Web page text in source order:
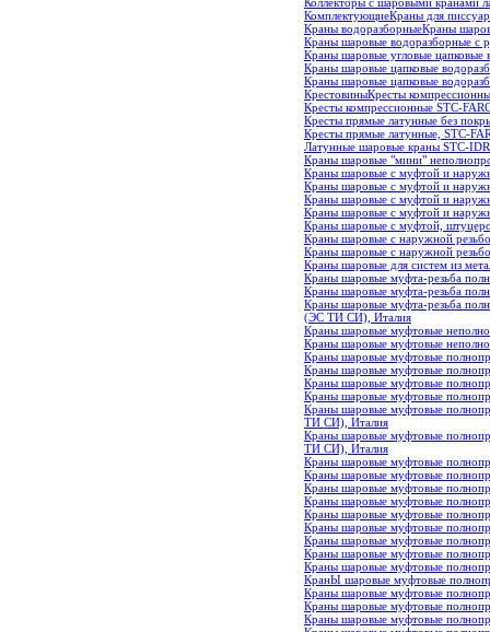
КомплектующиеКраны для
Краны водоразборныеКраны
Краны шаровые водоразборные с
Краны шаровые угловые
Краны шаровые цапковые
Краны шаровые цапковые
КрестовиныКресты
Кресты компрессионные STC-
Кресты прямые латунные без
Кресты прямые латунные, STC-
Латунные шаровые краны STC-
Краны шаровые "мини"
Краны шаровые c муфтой и
Краны шаровые c муфтой и
Краны шаровые c муфтой и
Краны шаровые c муфтой и
Краны шаровые c муфтой,
Краны шаровые c наружной
Краны шаровые c наружной
Краны шаровые для систем из
Краны шаровые муфта-резьба
Краны шаровые муфта-резьба
Краны шаровые муфта-резьба
(ЭС ТИ СИ), Италия
Краны шаровые муфтовые
Краны шаровые муфтовые
Краны шаровые муфтовые
Краны шаровые муфтовые
Краны шаровые муфтовые
Краны шаровые муфтовые
Краны шаровые муфтовые
ТИ СИ), Италия
Краны шаровые муфтовые
ТИ СИ), Италия
Краны шаровые муфтовые
Краны шаровые муфтовые
Краны шаровые муфтовые
Краны шаровые муфтовые
Краны шаровые муфтовые
Краны шаровые муфтовые
Краны шаровые муфтовые
Краны шаровые муфтовые
Краны шаровые муфтовые
КранЫ шаровые муфтовые
Краны шаровые муфтовые
Краны шаровые муфтовые
Краны шаровые муфтовые